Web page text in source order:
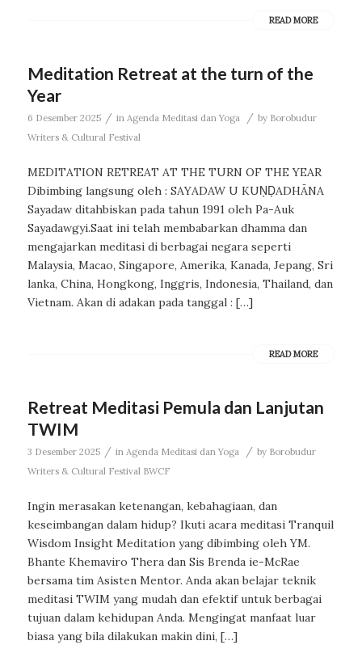
READ MORE
Meditation Retreat at the turn of the
Year
6 Desember 2025 / in Agenda Meditasi dan Yoga / by Borobudur
Writers & Cultural Festival
MEDITATION RETREAT AT THE TURN OF THE YEAR
Dibimbing langsung oleh : SAYADAW U KUṆḌADHĀNA
Sayadaw ditahbiskan pada tahun 1991 oleh Pa-Auk
Sayadawgyi.Saat ini telah membabarkan dhamma dan
mengajarkan meditasi di berbagai negara seperti
Malaysia, Macao, Singapore, Amerika, Kanada, Jepang, Sri
lanka, China, Hongkong, Inggris, Indonesia, Thailand, dan
Vietnam. Akan di adakan pada tanggal : […]
READ MORE
Retreat Meditasi Pemula dan Lanjutan
TWIM
3 Desember 2025 / in Agenda Meditasi dan Yoga / by Borobudur
Writers & Cultural Festival BWCF
Ingin merasakan ketenangan, kebahagiaan, dan
keseimbangan dalam hidup? Ikuti acara meditasi Tranquil
Wisdom Insight Meditation yang dibimbing oleh YM.
Bhante Khemaviro Thera dan Sis Brenda ie-McRae
bersama tim Asisten Mentor. Anda akan belajar teknik
meditasi TWIM yang mudah dan efektif untuk berbagai
tujuan dalam kehidupan Anda. Mengingat manfaat luar
biasa yang bila dilakukan makin dini, […]